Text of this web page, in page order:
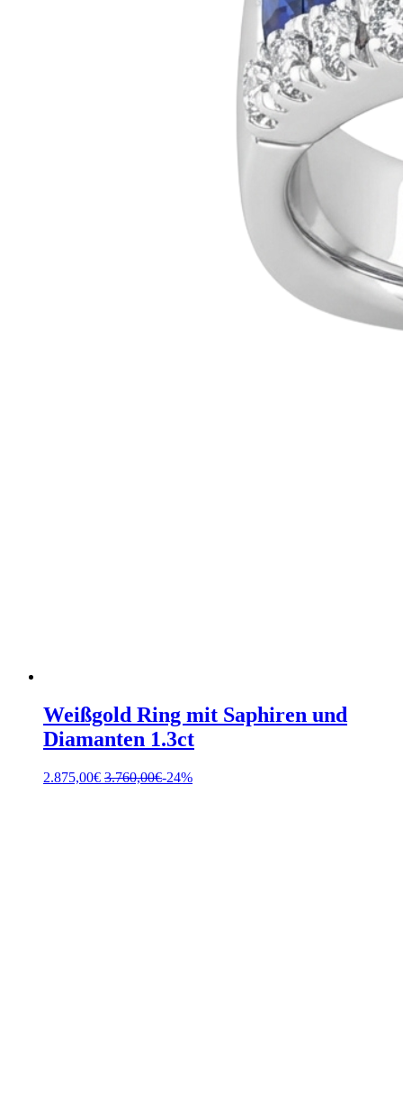
Weißgold Ring mit Saphiren und
Diamanten 1.3ct
2.875,00€ 3.760,00€-24%